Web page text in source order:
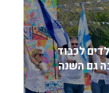
לכבוד